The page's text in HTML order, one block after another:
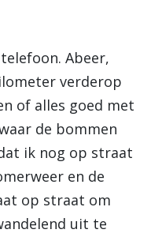
Abeer,
verderop
of alles goed met
de bommen
ik nog op straat
en de
op straat om
uit te